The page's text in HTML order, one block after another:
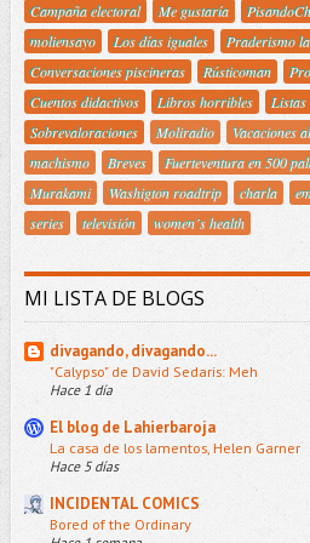
Campaña electoral Me gustaría
moliensayo
Los días iguales Praderismo
Conversaciones piscineras
Rústicoman
Cuentos didactivos
Libros horribles Listas
Sobrevaloraciones
Moliradio Vacaciones
machismo
Breves Fuerteventura en 500
Murakami
Washigton roadtrip charla
series
televisión women´s health
MI LISTA DE BLOGS
divagando, divagando...
"Calypso" de David Sedaris: Meh
Hace 1 día
El blog de Lahierbaroja
La casa de los lamentos, Helen Garner
Hace 5 días
INCIDENTAL COMICS
Bored of the Ordinary